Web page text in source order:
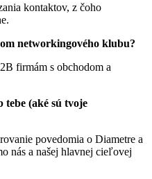
kontaktov, z čoho
networkingového klubu?
firmám s obchodom a
(aké sú tvoje
povedomia o Diametre a
nás a našej hlavnej cieľovej